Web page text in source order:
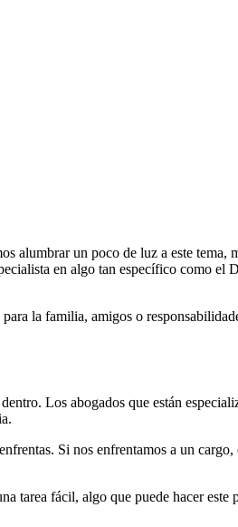
alumbrar un poco de luz a este tema,
en algo tan específico como el
la familia, amigos o
Los abogados que están
Si nos enfrentamos a un
tarea fácil, algo que puede hacer este